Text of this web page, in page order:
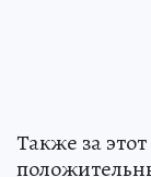
Также за